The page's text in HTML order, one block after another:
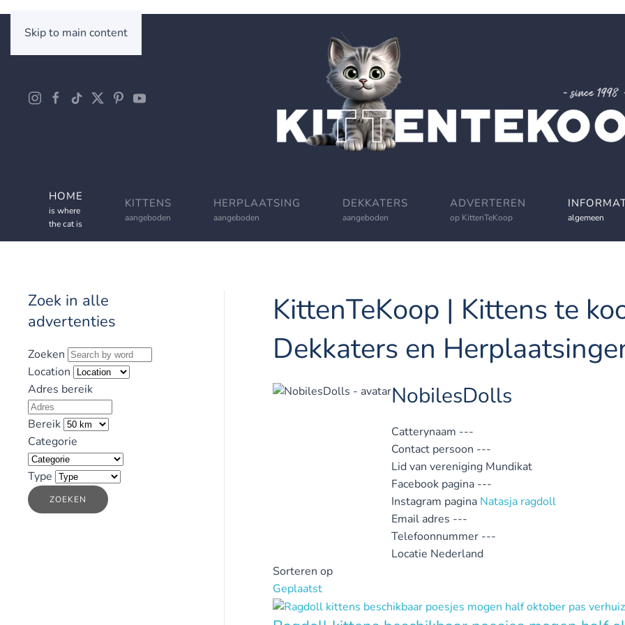
Skip to main content
HOME
is where
the cat is
KITTENS
aangeboden
HERPLAATSING
aangeboden
DEKKATERS
aangeboden
ADVERTEREN
op KittenTeKoop algemeen
KittenTeKoop | Kittens te
Dekkaters en
NobilesDolls
Catterynaam ---
Contact persoon ---
Lid van vereniging Mundikat
Facebook pagina ---
Instagram pagina Natasja ragdoll
Email adres ---
Telefoonnummer ---
Locatie Nederland
Sorteren op
Geplaatst
Zoek in alle
advertenties
Zoeken
Location
Adres bereik
Bereik
Categorie
Type
ZOEKEN